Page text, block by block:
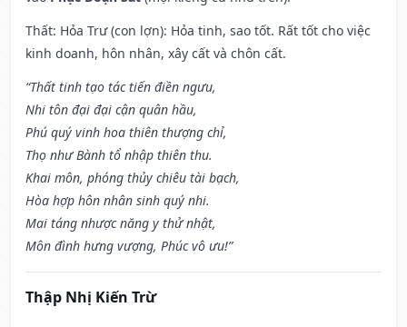
Thất: Hỏa Trư (con lợn): Hỏa tinh, sao tốt. Rất tốt cho việc
kinh doanh, hôn nhân, xây cất và chôn cất.
“Thất tinh tạo tác tiến điền ngưu,
Nhi tôn đại đại cận quân hầu,
Phú quý vinh hoa thiên thượng chỉ,
Thọ như Bành tổ nhập thiên thu.
Khai môn, phóng thủy chiêu tài bạch,
Hòa hợp hôn nhân sinh quý nhi.
Mai táng nhược năng y thử nhật,
Môn đình hưng vượng, Phúc vô ưu!”
Thập Nhị Kiến Trừ